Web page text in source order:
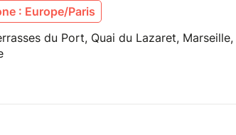
: Europe/Paris
du Port, Quai du Lazaret, Marseille,